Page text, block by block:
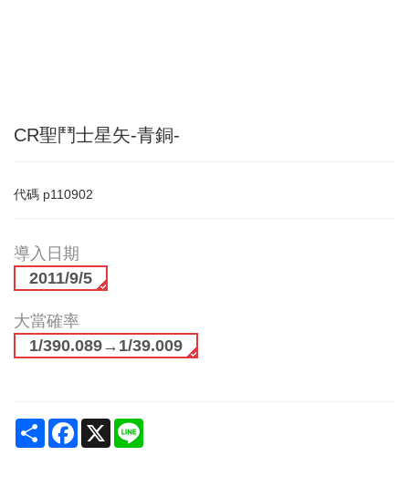
CR聖鬥士星矢-青銅-
代碼 p110902
導入日期
2011/9/5
大當確率
1/390.089→1/39.009
ShareFacebook
X